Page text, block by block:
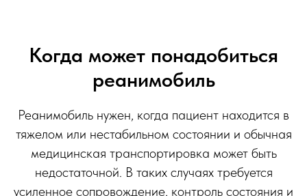
Когда может понадобиться
реанимобиль
Реанимобиль нужен, когда пациент находится в
тяжелом или нестабильном состоянии и обычная
медицинская транспортировка может быть
недостаточной. В таких случаях требуется
усиленное сопровождение, контроль состояния и